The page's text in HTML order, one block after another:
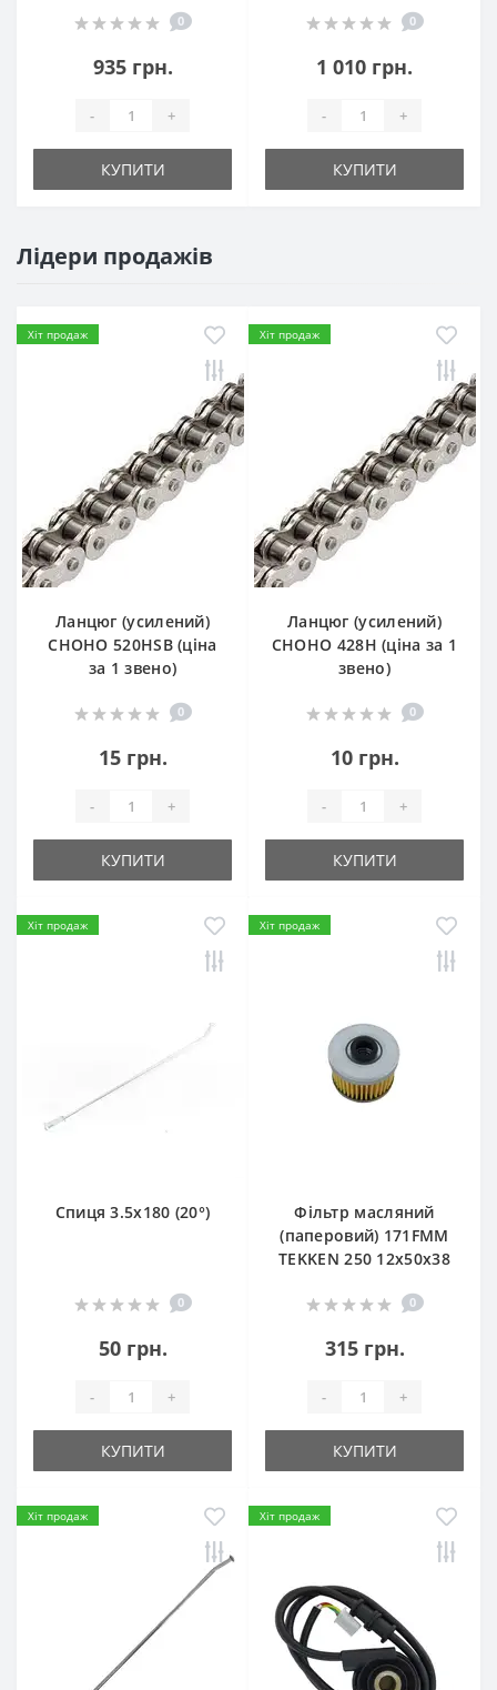
0
935 грн.
- +
КУПИТИ
0
1 010 грн.
- +
КУПИТИ
Лідери продажів
Хіт продаж
Ланцюг (усилений)
СHOHO 520HSB (ціна
за 1 звено)
0
15 грн.
- +
КУПИТИ
Хіт продаж
Ланцюг (усилений)
СHOHO 428H (ціна за 1
звено)
0
10 грн.
- +
КУПИТИ
Хіт продаж
Спиця 3.5х180 (20°)
0
50 грн.
- +
КУПИТИ
Хіт продаж
Фільтр масляний
(паперовий) 171FMM
TEKKEN 250 12х50х38
0
315 грн.
- +
КУПИТИ
Хіт продаж Хіт продаж